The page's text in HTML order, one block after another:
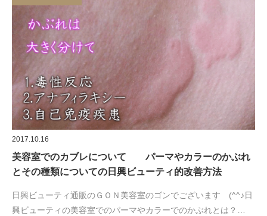
2017.10.16
美容室でのカブレについて パーマやカラーのかぶれ
とその種類についての日興ビューティ的改善方法
日興ビューティ通販のＧＯＮ美容室のゴンでございます (^^♪日
興ビューティの美容室でのパーマやカラーでのかぶれとは？…